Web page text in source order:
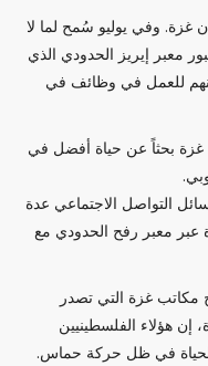
غزة. وفي يوليو سُمح لما لا
بعبور معبر إيريز الحدودي الذي
إسرائيل - ما يصل إلى 90% منهم للعمل في وظائف في
غزة بحثاً عن حياة أفضل في
التواصل الاجتماعي عدة
عبر معبر رفح الحدودي مع
غزة التي تصدر
إن هؤلاء الفلسطينيين
الحياة في ظل حركة حماس.